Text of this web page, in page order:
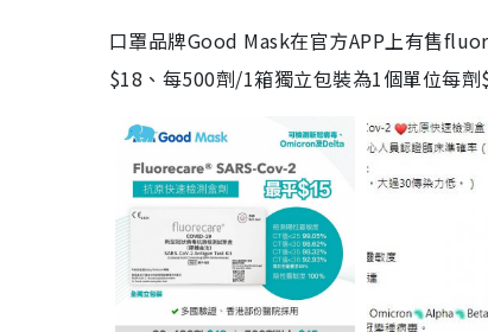
口罩品牌Good Mask在官方APP上有售
$18、每500劑/1箱獨立包裝為1個單位每